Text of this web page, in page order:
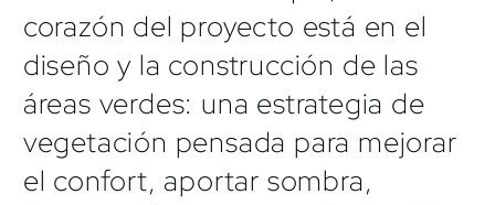
corazón del proyecto está en el
diseño y la construcción de las
áreas verdes: una estrategia de
vegetación pensada para mejorar
el confort, aportar sombra,